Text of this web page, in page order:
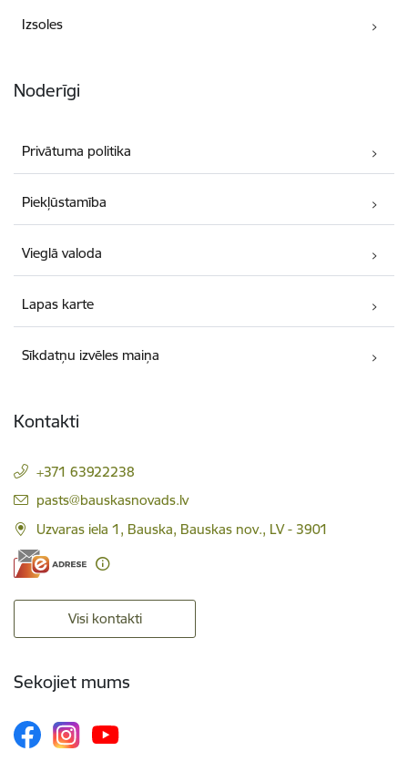
Izsoles
Noderīgi
Privātuma politika
Piekļūstamība
Vieglā valoda
Lapas karte
Sīkdatņu izvēles maiņa
Kontakti
+371 63922238
E-pasts:
pasts@bauskasnovads.lv
Uzvaras iela 1, Bauska, Bauskas nov., LV - 3901
Visi kontakti
Sekojiet mums